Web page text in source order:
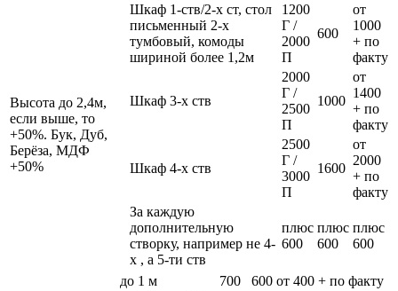
Высота до 2,4м,
если выше, то
+50%. Бук, Дуб,
Берёза, МДФ
+50%
Шкаф 1-ств/2-х ст, стол
письменный 2-х
тумбовый, комоды
шириной более 1,2м
1200
Г /
2000
П
600
от
1000
+ по
факту
Шкаф 3-х ств
2000
Г /
2500
П
1000
от
1400
+ по
факту
Шкаф 4-х ств
2500
Г /
3000
П
1600
от
2000
+ по
факту
За каждую
дополнительную
створку, например не 4-
х , а 5-ти ств
плюс
600
плюс
600
плюс
600
до 1 м 700 600 от 400 + по факту